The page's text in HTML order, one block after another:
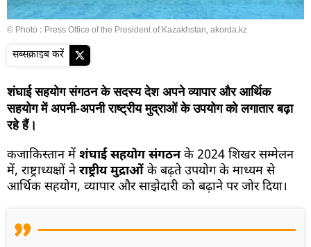
© Photo : Press Office of the President of Kazakhstan, akorda.kz
सब्सक्राइब करें
शंघाई सहयोग संगठन के सदस्य देश अपने व्यापार और आर्थिक
सहयोग में अपनी-अपनी राष्ट्रीय मुद्राओं के उपयोग को लगातार बढ़ा
रहे हैं।
कजाकिस्तान में शंघाई सहयोग संगठनके 2024 शिखर सम्मेलन
में, राष्ट्राध्यक्षों नेराष्ट्रीय मुद्राओं के बढ़ते उपयोग के माध्यम से
आर्थिक सहयोग, व्यापार और साझेदारी को बढ़ाने पर जोर दिया।